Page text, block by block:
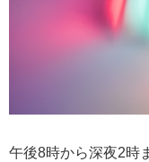
午後8時から深夜2時